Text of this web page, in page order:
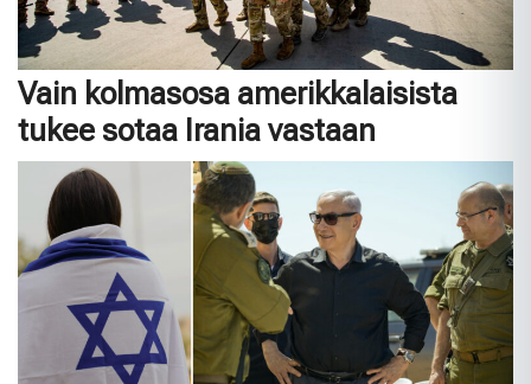
Vain kolmasosa amerikkalaisista
tukee sotaa Irania vastaan